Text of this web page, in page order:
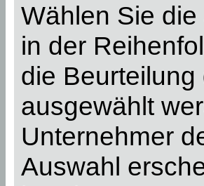
Wählen Sie
in der
die
ausgewählt
Unternehmer
Auswahl